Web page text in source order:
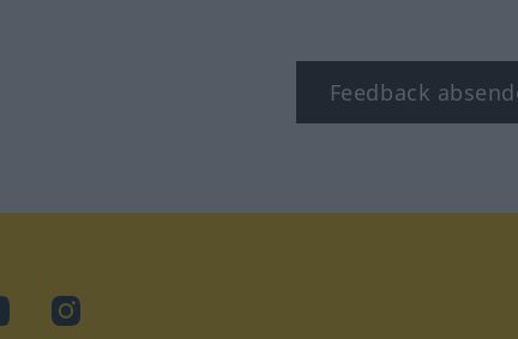
Feedback
Instagram